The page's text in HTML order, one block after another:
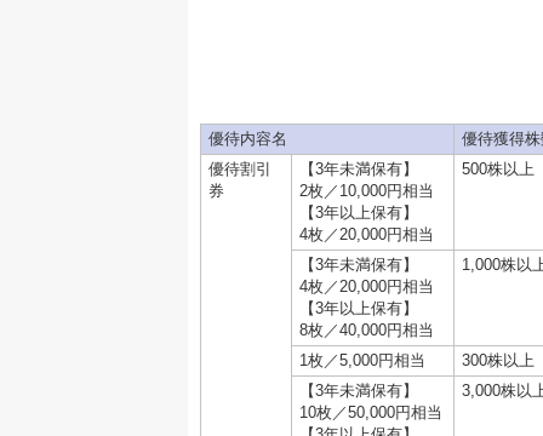
優待内容名
優待獲得
優待割引
券
【3年未満保有】
2枚／10,000円相当
【3年以上保有】
4枚／20,000円相当
500株以上
【3年未満保有】
4枚／20,000円相当
【3年以上保有】
8枚／40,000円相当
1,000株以
1枚／5,000円相当
300株以上
【3年未満保有】
10枚／50,000円相当
3,000株以